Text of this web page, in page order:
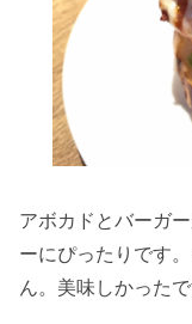
アボカドとバーガ
ーにぴったりです
ん。美味しかったで